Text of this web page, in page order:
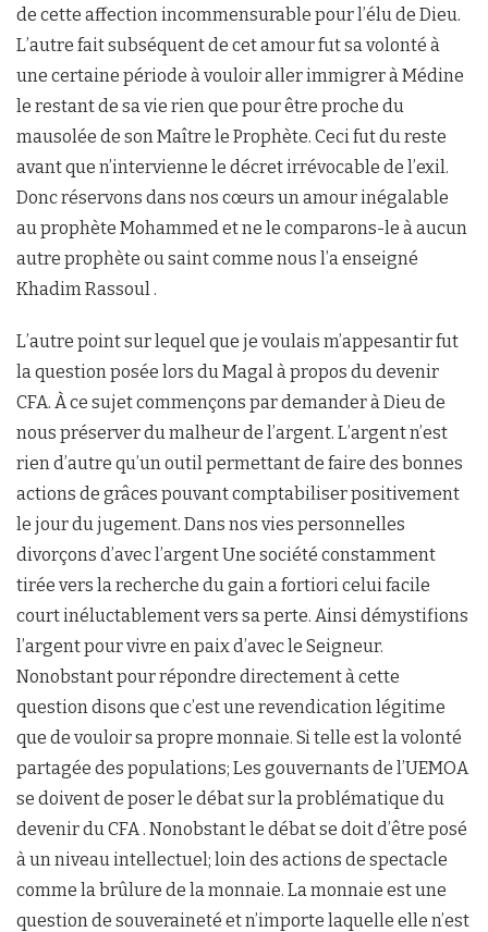
de cette affection incommensurable pour l’élu de Dieu.
L’autre fait subséquent de cet amour fut sa volonté à
une certaine période à vouloir aller immigrer à Médine
le restant de sa vie rien que pour être proche du
mausolée de son Maître le Prophète. Ceci fut du reste
avant que n’intervienne le décret irrévocable de l’exil.
Donc réservons dans nos cœurs un amour inégalable
au prophète Mohammed et ne le comparons-le à aucun
autre prophète ou saint comme nous l’a enseigné
Khadim Rassoul .
L’autre point sur lequel que je voulais m’appesantir fut
la question posée lors du Magal à propos du devenir
CFA. À ce sujet commençons par demander à Dieu de
nous préserver du malheur de l’argent. L’argent n’est
rien d’autre qu’un outil permettant de faire des bonnes
actions de grâces pouvant comptabiliser positivement
le jour du jugement. Dans nos vies personnelles
divorçons d’avec l’argent Une société constamment
tirée vers la recherche du gain a fortiori celui facile
court inéluctablement vers sa perte. Ainsi démystifions
l’argent pour vivre en paix d’avec le Seigneur.
Nonobstant pour répondre directement à cette
question disons que c’est une revendication légitime
que de vouloir sa propre monnaie. Si telle est la volonté
partagée des populations; Les gouvernants de l’UEMOA
se doivent de poser le débat sur la problématique du
devenir du CFA . Nonobstant le débat se doit d’être posé
à un niveau intellectuel; loin des actions de spectacle
comme la brûlure de la monnaie. La monnaie est une
question de souveraineté et n’importe laquelle elle n’est